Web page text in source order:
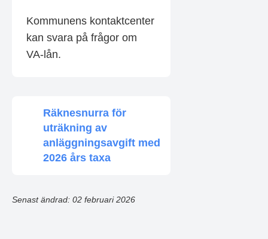
Kommunens kontaktcenter
kan svara på frågor om
VA-lån.
Räknesnurra för
uträkning av
anläggningsavgift med
2026 års taxa
Senast ändrad: 02 februari 2026